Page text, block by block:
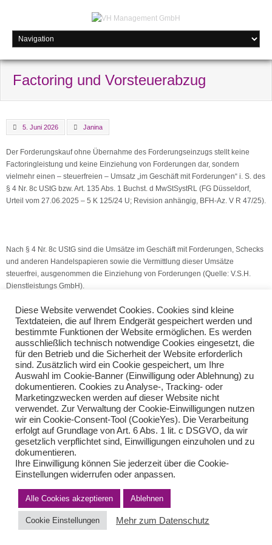
Factoring und Vorsteuerabzug
5. Juni 2026 Janina
Der Forderungskauf ohne Übernahme des Forderungseinzugs stellt keine
Factoringleistung und keine Einziehung von Forderungen dar, sondern
vielmehr einen – steuerfreien – Umsatz „im Geschäft mit Forderungen“ i. S. des
§ 4 Nr. 8c UStG bzw. Art. 135 Abs. 1 Buchst. d MwStSystRL (FG Düsseldorf,
Urteil vom 27.06.2025 – 5 K 125/24 U; Revision anhängig, BFH-Az. V R 47/25).
Nach § 4 Nr. 8c UStG sind die Umsätze im Geschäft mit Forderungen, Schecks
und anderen Handelspapieren sowie die Vermittlung dieser Umsätze
steuerfrei, ausgenommen die Einziehung von Forderungen (Quelle: V.S.H.
Dienstleistungs GmbH).
Diensthandy Mindestlöhne in der Altenpflege steigen
Teilen Sie diese Nachricht mit Ihren Freunden oder Kollegen
Impressum Haftungsausschluss
Datenschutzerklärung nach DSGVO
Kontakt
Diese Website verwendet Cookies. Cookies sind kleine
Textdateien, die auf Ihrem Endgerät gespeichert werden und
bestimmte Funktionen der Website ermöglichen. Es werden
ausschließlich technisch notwendige Cookies eingesetzt, die
für den Betrieb und die Sicherheit der Website erforderlich
sind. Zusätzlich wird ein Cookie gespeichert, um Ihre
Auswahl im Cookie-Banner (Einwilligung oder Ablehnung) zu
dokumentieren. Cookies zu Analyse-, Tracking- oder
Marketingzwecken werden auf dieser Website nicht
verwendet. Zur Verwaltung der Cookie-Einwilligungen nutzen
wir ein Cookie-Consent-Tool (CookieYes). Die Verarbeitung
erfolgt auf Grundlage von Art. 6 Abs. 1 lit. c DSGVO, da wir
gesetzlich verpflichtet sind, Einwilligungen einzuholen und zu
dokumentieren.
Ihre Einwilligung können Sie jederzeit über die Cookie-
Einstellungen widerrufen oder anpassen.
Alle Cookies akzeptieren Ablehnen
Cookie Einstellungen Mehr zum Datenschutz